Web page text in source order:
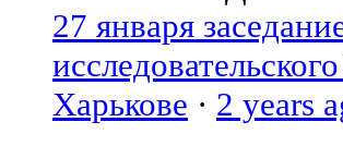
27 января
Харькове · 2 years